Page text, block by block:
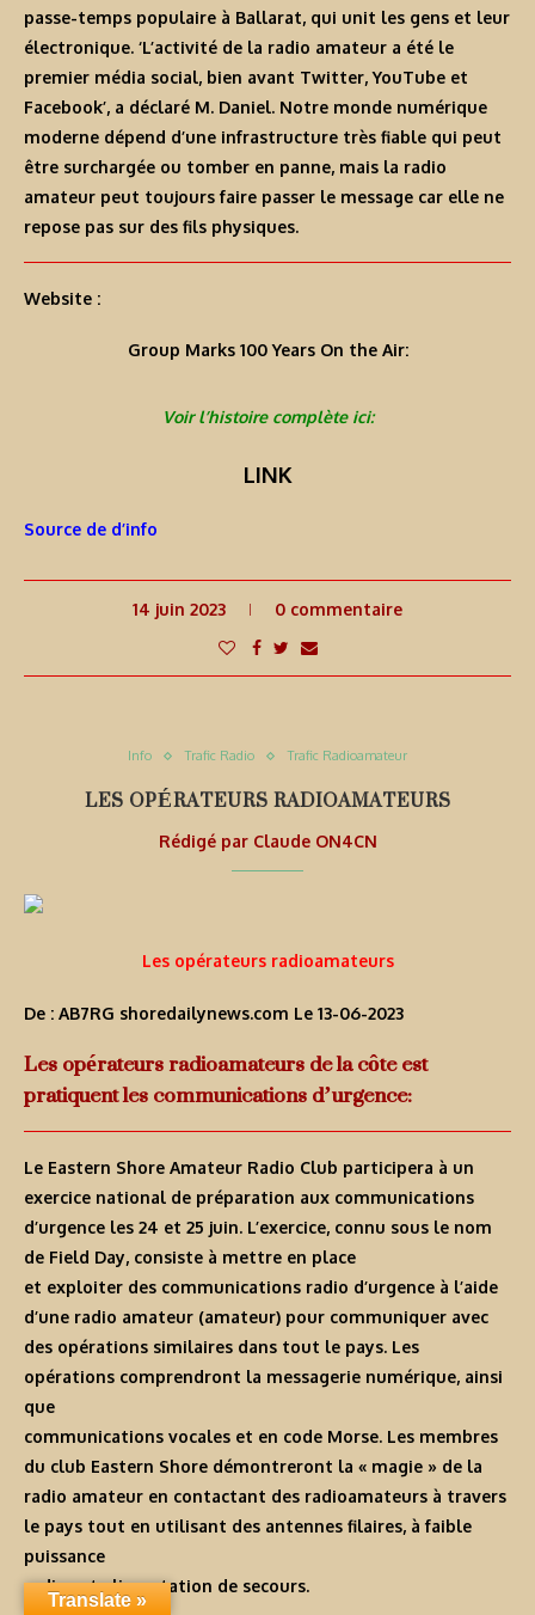
passe-temps populaire à Ballarat, qui unit les gens et leur
électronique. ‘L’activité de la radio amateur a été le
premier média social, bien avant Twitter, YouTube et
Facebook’, a déclaré M. Daniel. Notre monde numérique
moderne dépend d’une infrastructure très fiable qui peut
être surchargée ou tomber en panne, mais la radio
amateur peut toujours faire passer le message car elle ne
repose pas sur des fils physiques.
Website :
Group Marks 100 Years On the Air:
Voir l’histoire complète ici:
LINK
Source de d’info
14 juin 2023 0 commentaire
Info Trafic Radio Trafic Radioamateur
LES OPÉRATEURS RADIOAMATEURS
Rédigé par Claude ON4CN
Les opérateurs radioamateurs
De : AB7RG shoredailynews.com Le 13-06-2023
Les opérateurs radioamateurs de la côte est
pratiquent les communications d’urgence:
Le Eastern Shore Amateur Radio Club participera à un
exercice national de préparation aux communications
d’urgence les 24 et 25 juin. L’exercice, connu sous le nom
de Field Day, consiste à mettre en place
et exploiter des communications radio d’urgence à l’aide
d’une radio amateur (amateur) pour communiquer avec
des opérations similaires dans tout le pays. Les
opérations comprendront la messagerie numérique, ainsi
que
communications vocales et en code Morse. Les membres
du club Eastern Shore démontreront la « magie » de la
radio amateur en contactant des radioamateurs à travers
le pays tout en utilisant des antennes filaires, à faible
puissance
radios et alimentation de secours.
Translate »